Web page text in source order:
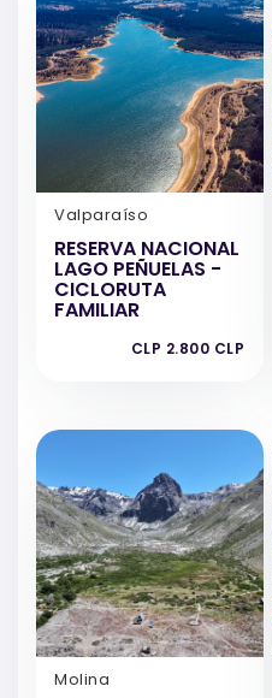
Valparaíso
RESERVA NACIONAL
LAGO PEÑUELAS -
CICLORUTA
FAMILIAR
CLP 2.800 CLP
Molina